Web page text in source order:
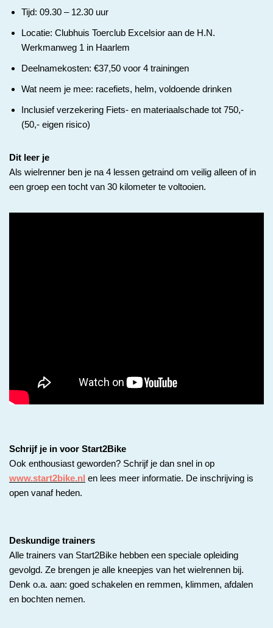
Tijd: 09.30 – 12.30 uur
Locatie: Clubhuis Toerclub Excelsior aan de H.N.
Werkmanweg 1 in Haarlem
Deelnamekosten: €37,50 voor 4 trainingen
Wat neem je mee: racefiets, helm, voldoende drinken
Inclusief verzekering Fiets- en materiaalschade tot 750,-
(50,- eigen risico)
Dit leer je
Als wielrenner ben je na 4 lessen getraind om veilig alleen of in
een groep een tocht van 30 kilometer te voltooien.
Schrijf je in voor Start2Bike
Ook enthousiast geworden? Schrijf je dan snel in op
www.start2bike.nl en lees meer informatie. De inschrijving is
open vanaf heden.
Deskundige trainers
Alle trainers van Start2Bike hebben een speciale opleiding
gevolgd. Ze brengen je alle kneepjes van het wielrennen bij.
Denk o.a. aan: goed schakelen en remmen, klimmen, afdalen
en bochten nemen.